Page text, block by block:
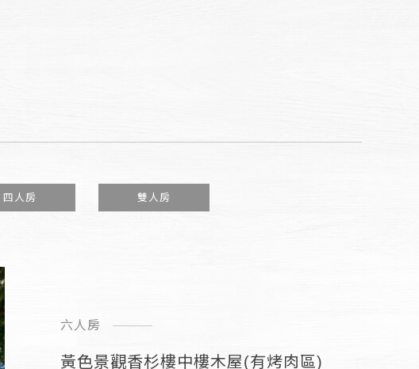
四人房 雙人房
六人房
黃色景觀香杉樓中樓木屋(有烤肉區)